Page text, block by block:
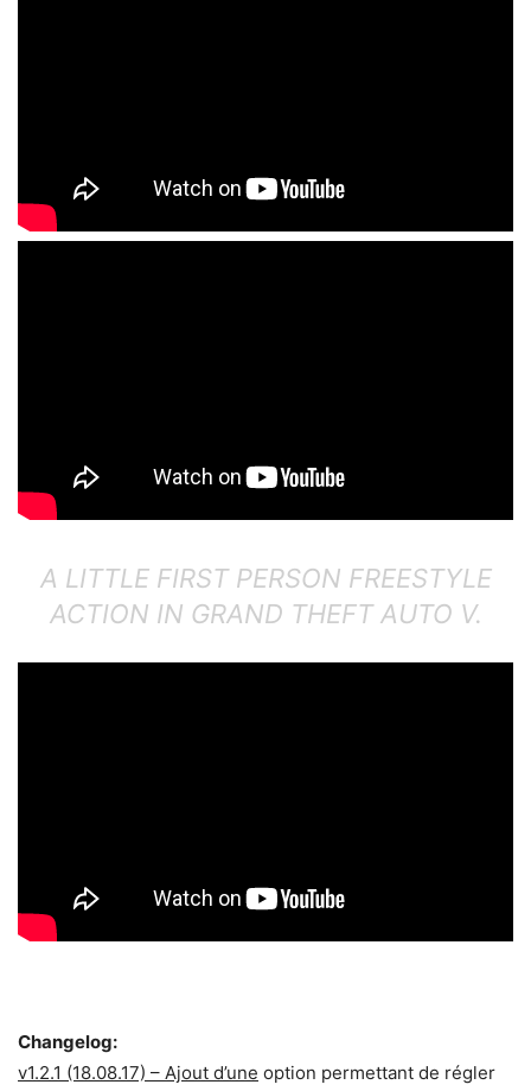
A LITTLE FIRST PERSON FREESTYLE
ACTION IN GRAND THEFT AUTO V.
Changelog:
v1.2.1 (18.08.17) – Ajout d’une option permettant de régler